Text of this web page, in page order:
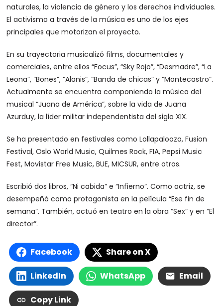
naturales, la violencia de género y los derechos individuales.
El activismo a través de la música es uno de los ejes
principales que motorizan el proyecto.
En su trayectoria musicalizó films, documentales y
comerciales, entre ellos “Focus”, “Sky Rojo”, “Desmadre”, “La
Leona”, “Bones”, “Alanis”, “Banda de chicas” y “Montecastro”.
Actualmente se encuentra componiendo la música del
musical “Juana de América”, sobre la vida de Juana
Azurduy, la líder militar independentista del siglo XIX.
Se ha presentado en festivales como Lollapalooza, Fusion
Festival, Oslo World Music, Quilmes Rock, FIA, Pepsi Music
Fest, Movistar Free Music, BUE, MICSUR, entre otros.
Escribió dos libros, “Ni cabida” e “Infierno”. Como actriz, se
desempeñó como protagonista en la película “Ese fin de
semana”. También, actuó en teatro en la obra “Sex” y en “El
director”.
Facebook Share on X
LinkedIn WhatsApp Email
Copy Link